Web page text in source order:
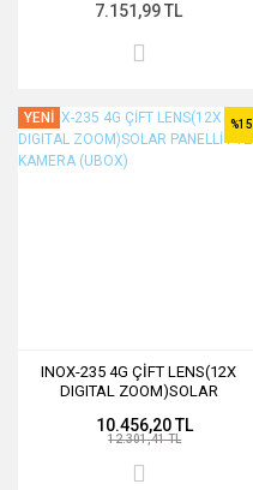
7.151,99 TL
YENİ
INOX-235 4G ÇİFT LENS(12X
DIGITAL ZOOM)SOLAR
%15
10.456,20 TL
12.301,41 TL